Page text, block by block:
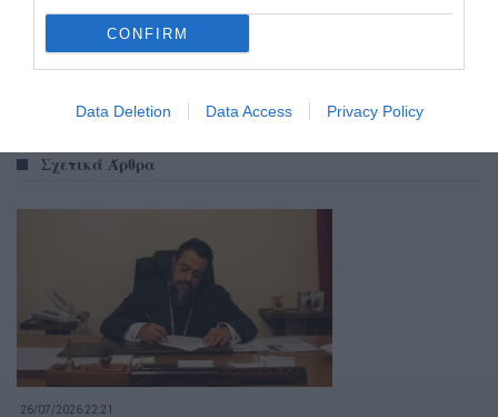
CONFIRM
Data Deletion Data Access Privacy Policy
Σχετικά Άρθρα
26/07/2026 22:21